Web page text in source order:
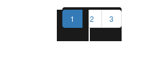
1 2 3